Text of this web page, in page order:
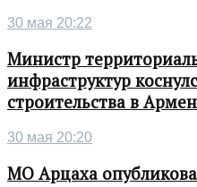
30 мая 20:22
Министр
инфраструктур
строительства в
30 мая 20:20
МО Арцаха